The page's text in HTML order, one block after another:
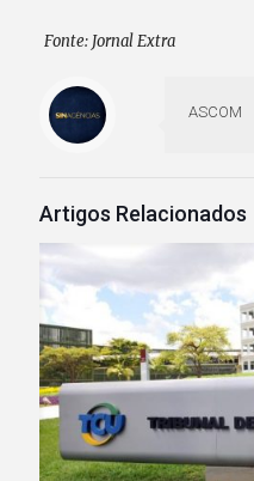
Fonte: Jornal Extra
ASCOM
Artigos Relacionados